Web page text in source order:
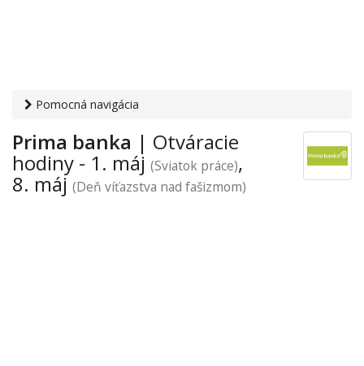
Pomocná navigácia
sviatky› Prima banka
Prima banka | Otváracie
hodiny - 1. máj (Sviatok práce),
8. máj (Deň víťazstva nad fašizmom)